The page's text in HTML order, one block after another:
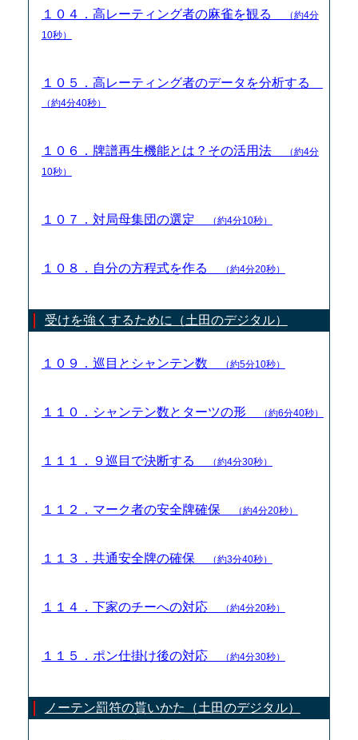
１０４．高レーティング者の麻雀を観る
（約4分
10秒）
１０５．高レーティング者のデータを分析する
（約4分40秒）
１０６．牌譜再生機能とは？その活用法
（約4分
10秒）
１０７．対局母集団の選定 （約4分10秒）
１０８．自分の方程式を作る （約4分20秒）
受けを強くするために（土田のデジタル）
１０９．巡目とシャンテン数 （約5分10秒）
１１０．シャンテン数とターツの形 （約6分40秒）
１１１．９巡目で決断する （約4分30秒）
１１２．マーク者の安全牌確保 （約4分20秒）
１１３．共通安全牌の確保 （約3分40秒）
１１４．下家のチーへの対応 （約4分20秒）
１１５．ポン仕掛け後の対応 （約4分30秒）
ノーテン罰符の貰いかた（土田のデジタル）